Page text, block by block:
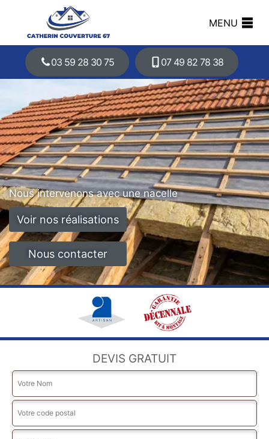
MENU
03 59 28 30 75 07 49 82 78 38
Nous intervenons avec une nacelle
Voir nos réalisations
Nous contacter
DEVIS GRATUIT